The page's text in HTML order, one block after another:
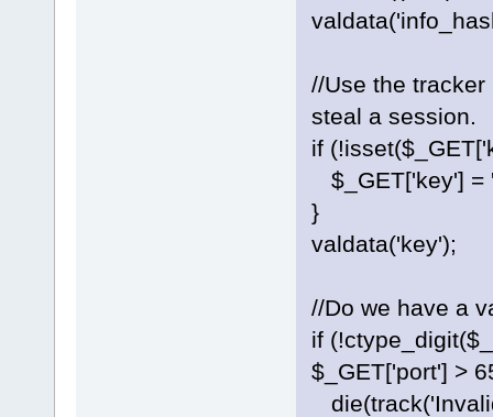
//Use the
steal a session.
if
$_GET['key'] =
}
valdata('key');
//Do we have a
if
$_GET['port'] >